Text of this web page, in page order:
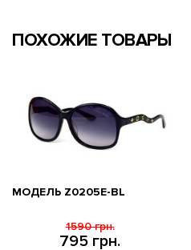
ПОХОЖИЕ ТОВАРЫ
МОДЕЛЬ Z0205E-BL
795 грн.
1590 грн.